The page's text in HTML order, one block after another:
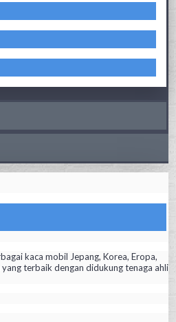
kaca mobil Jepang, Korea, Eropa,
terbaik dengan didukung tenaga ahli